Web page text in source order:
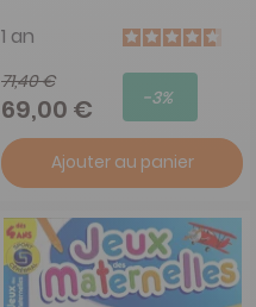
1 an
71,40 €
69,00 € -3%
Ajouter au panier